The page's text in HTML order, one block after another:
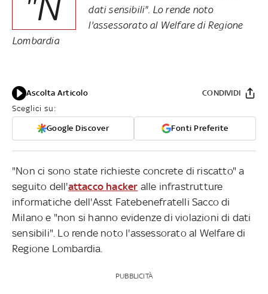
dati sensibili". Lo rende noto
l'assessorato al Welfare di Regione
Lombardia
Ascolta Articolo
Sceglici su:
Google Discover Fonti Preferite
CONDIVIDI
"Non ci sono state richieste concrete di riscatto" a
seguito dell'attacco hacker alle infrastrutture
informatiche dell'Asst Fatebenefratelli Sacco di
Milano e "non si hanno evidenze di violazioni di dati
sensibili". Lo rende noto l'assessorato al Welfare di
Regione Lombardia.
PUBBLICITÀ